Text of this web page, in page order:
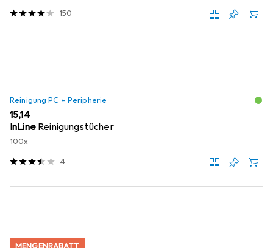
150
Reinigung PC + Peripherie
EUR
15,14
InLine Reinigungstücher
100x
4